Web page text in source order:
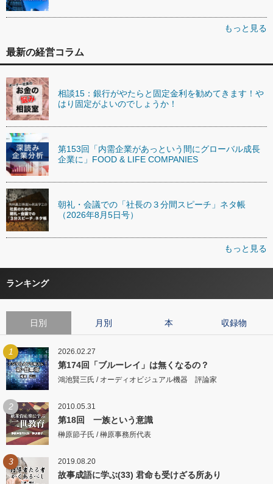
もっと見る
最新の経営コラム
相談15：銀行がやたらと固定金利を勧めてきます！や
はり固定がよいのでしょうか！
第153回「内需企業があっという間にグローバル成長
企業に」FOOD & LIFE COMPANIES
朝礼・会議での「社長の３分間スピーチ」ネタ帳
（2026年8月5日号）
もっと見る
ランキング
日別 月別 本 収録物
1 2026.02.27
第174回「ブルーレイ」は無くなるの？
鴻池賢三氏 / オーディオビジュアル機器 評論家
2 2010.05.31
第18回 一族という意識
榊原節子氏 / 榊原事務所代表
3 2019.08.20
故事成語に学ぶ(33) 君命も受けざる所あり